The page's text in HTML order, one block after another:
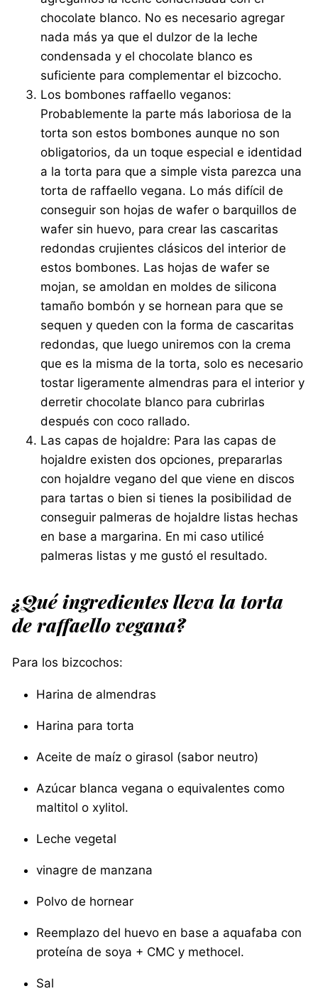
chocolate blanco. No es necesario agregar
nada más ya que el dulzor de la leche
condensada y el chocolate blanco es
suficiente para complementar el bizcocho.
Los bombones raffaello veganos:
Probablemente la parte más laboriosa de la
torta son estos bombones aunque no son
obligatorios, da un toque especial e identidad
a la torta para que a simple vista parezca una
torta de raffaello vegana. Lo más difícil de
conseguir son hojas de wafer o barquillos de
wafer sin huevo, para crear las cascaritas
redondas crujientes clásicos del interior de
estos bombones. Las hojas de wafer se
mojan, se amoldan en moldes de silicona
tamaño bombón y se hornean para que se
sequen y queden con la forma de cascaritas
redondas, que luego uniremos con la crema
que es la misma de la torta, solo es necesario
tostar ligeramente almendras para el interior y
derretir chocolate blanco para cubrirlas
después con coco rallado.
Las capas de hojaldre: Para las capas de
hojaldre existen dos opciones, prepararlas
con hojaldre vegano del que viene en discos
para tartas o bien si tienes la posibilidad de
conseguir palmeras de hojaldre listas hechas
en base a margarina. En mi caso utilicé
palmeras listas y me gustó el resultado.
¿Qué ingredientes lleva la torta
de raffaello vegana?
Para los bizcochos:
Harina de almendras
Harina para torta
Aceite de maíz o girasol (sabor neutro)
Azúcar blanca vegana o equivalentes como
maltitol o xylitol.
Leche vegetal
vinagre de manzana
Polvo de hornear
Reemplazo del huevo en base a aquafaba con
proteína de soya + CMC y methocel.
Sal